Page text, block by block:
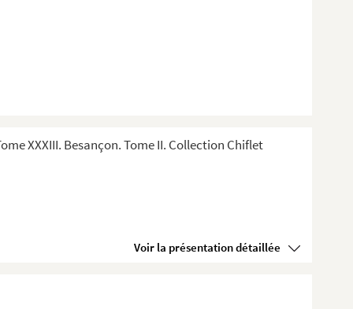
XXXIII. Besançon. Tome II. Collection Chiflet
Voir la présentation détaillée